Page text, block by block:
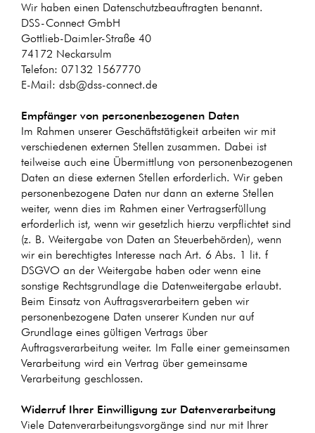
Wir haben einen Datenschutzbeauftragten benannt.
DSS-Connect GmbH
Gottlieb-Daimler-Straße 40
74172 Neckarsulm
Telefon: 07132 1567770
E-Mail: dsb@dss-connect.de
Empfänger von personenbezogenen Daten
Im Rahmen unserer Geschäftstätigkeit arbeiten wir mit
verschiedenen externen Stellen zusammen. Dabei ist
teilweise auch eine Übermittlung von personenbezogenen
Daten an diese externen Stellen erforderlich. Wir geben
personenbezogene Daten nur dann an externe Stellen
weiter, wenn dies im Rahmen einer Vertragserfüllung
erforderlich ist, wenn wir gesetzlich hierzu verpflichtet sind
(z. B. Weitergabe von Daten an Steuerbehörden), wenn
wir ein berechtigtes Interesse nach Art. 6 Abs. 1 lit. f
DSGVO an der Weitergabe haben oder wenn eine
sonstige Rechtsgrundlage die Datenweitergabe erlaubt.
Beim Einsatz von Auftragsverarbeitern geben wir
personenbezogene Daten unserer Kunden nur auf
Grundlage eines gültigen Vertrags über
Auftragsverarbeitung weiter. Im Falle einer gemeinsamen
Verarbeitung wird ein Vertrag über gemeinsame
Verarbeitung geschlossen.
Widerruf Ihrer Einwilligung zur Datenverarbeitung
Viele Datenverarbeitungsvorgänge sind nur mit Ihrer